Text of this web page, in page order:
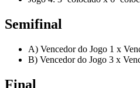
Semifinal
A) Vencedor do Jogo 1 x
B) Vencedor do Jogo 3 x
Final